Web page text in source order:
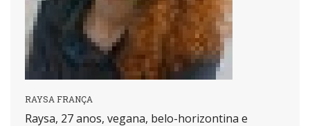
RAYSA FRANÇA
Raysa, 27 anos, vegana, belo-horizontina e